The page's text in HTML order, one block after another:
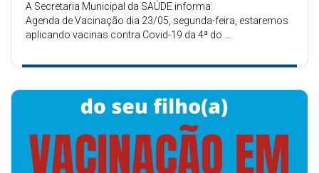
A Secretaria Municipal da SAÚDE informa:
Agenda de Vacinação dia 23/05, segunda-feira, estaremos
aplicando vacinas contra Covid-19 da 4ª do ...